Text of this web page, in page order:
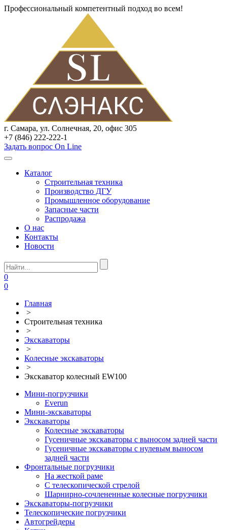
Профессиональный компетентный подход во всем!
г. Самара, ул. Солнечная, 20, офис 305
+7 (846) 222-222-1
Задать вопрос On Line
Каталог
Строительная техника
Производство ДГУ
Промышленное оборудование
Запасные части
Распродажа
О нас
Контакты
Новости
0
0
Главная
>
Строительная техника
>
Экскаваторы
>
Колесные экскаваторы
>
Экскаватор колесный EW100
Мини-погрузчики
Everun
Мини-экскаваторы
Экскаваторы
Колесные экскаваторы
Гусеничные экскаваторы с выносом задней части
Гусеничные экскаваторы с нулевым выносом
задней части
Фронтальные погрузчики
На жесткой раме
С телескопической стрелой
Шарнирно-сочлененные колесные погрузчики
Экскаваторы-погрузчики
Телескопические погрузчики
Автогрейдеры